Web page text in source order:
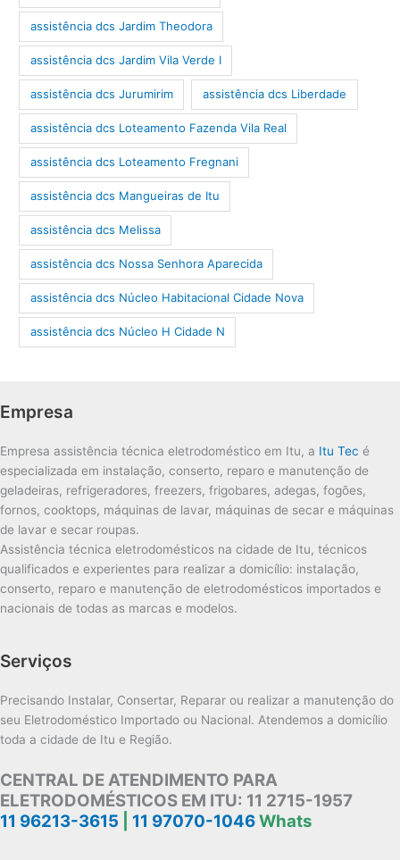
assistência dcs Jardim Theodora
assistência dcs Jardim Vila Verde I
assistência dcs Jurumirim assistência dcs Liberdade
assistência dcs Loteamento Fazenda Vila Real
assistência dcs Loteamento Fregnani
assistência dcs Mangueiras de Itu
assistência dcs Melissa
assistência dcs Nossa Senhora Aparecida
assistência dcs Núcleo Habitacional Cidade Nova
assistência dcs Núcleo H Cidade N
Empresa
Empresa assistência técnica eletrodoméstico em Itu, a Itu Tec é
especializada em instalação, conserto, reparo e manutenção de
geladeiras, refrigeradores, freezers, frigobares, adegas, fogões,
fornos, cooktops, máquinas de lavar, máquinas de secar e máquinas
de lavar e secar roupas.
Assistência técnica eletrodomésticos na cidade de Itu, técnicos
qualificados e experientes para realizar a domicílio: instalação,
conserto, reparo e manutenção de eletrodomésticos importados e
nacionais de todas as marcas e modelos.
Serviços
Precisando Instalar, Consertar, Reparar ou realizar a manutenção do
seu Eletrodoméstico Importado ou Nacional. Atendemos a domicílio
toda a cidade de Itu e Região.
CENTRAL DE ATENDIMENTO PARA
ELETRODOMÉSTICOS EM ITU: 11 2715-1957
11 96213-3615
11 97070-1046Whats